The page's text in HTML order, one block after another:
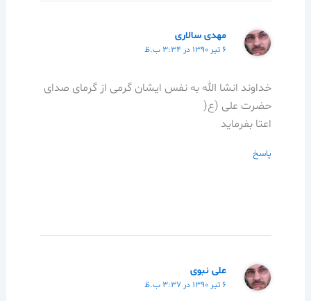
مهدی سالاری
۶ تیر ۱۳۹۰ در ۳:۳۴ ب.ظ
خداوند انشا الله به نفس ایشان گرمی از گرمای صدای
حضرت علی (ع(
اعتا بفرماید
پاسخ
علی نبوی
۶ تیر ۱۳۹۰ در ۳:۳۷ ب.ظ